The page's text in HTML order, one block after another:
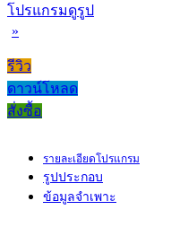
โปรแกรมดูรูป
»
รีวิว
ดาวน์โหลด
สั่งซื้อ
รายละเอียดโปรแกรม
รูปประกอบ
ข้อมูลจำเพาะ